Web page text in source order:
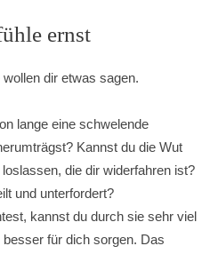
ernst
dir etwas sagen.
lange eine schwelende
Kannst du die Wut
die dir widerfahren ist?
und unterfordert?
kannst du durch sie sehr viel
für dich sorgen. Das